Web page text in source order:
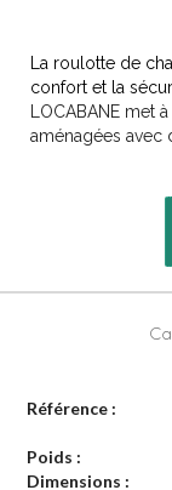
La roulotte de
confort et la
LOCABANE
aménagées avec
Référence :
Poids :
Dimensions :